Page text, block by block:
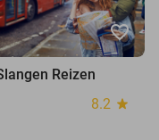
favorite_border
Reizen
8.2 star